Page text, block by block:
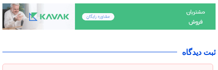
ثبت دیدگاه